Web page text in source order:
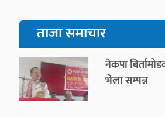
ताजा समाचार
नेकपा
भेला सम्पन्न